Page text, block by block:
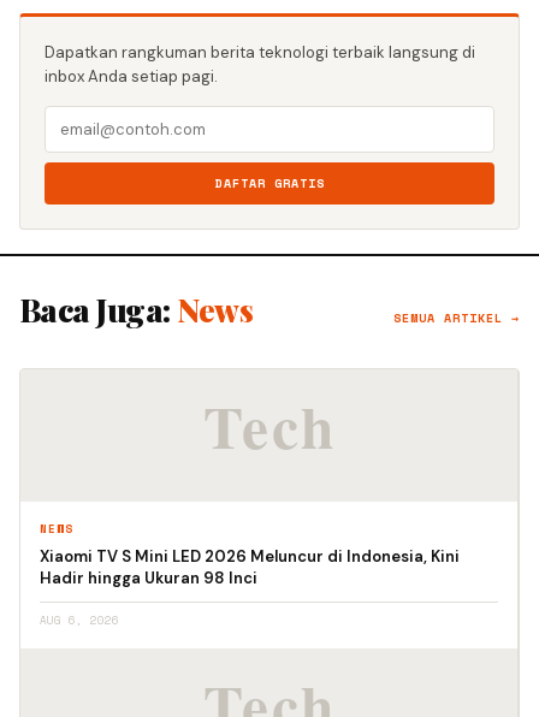
Dapatkan rangkuman berita teknologi terbaik langsung di
inbox Anda setiap pagi.
DAFTAR GRATIS
Baca Juga: News SEMUA ARTIKEL →
NEWS
Xiaomi TV S Mini LED 2026 Meluncur di Indonesia, Kini
Hadir hingga Ukuran 98 Inci
AUG 6, 2026